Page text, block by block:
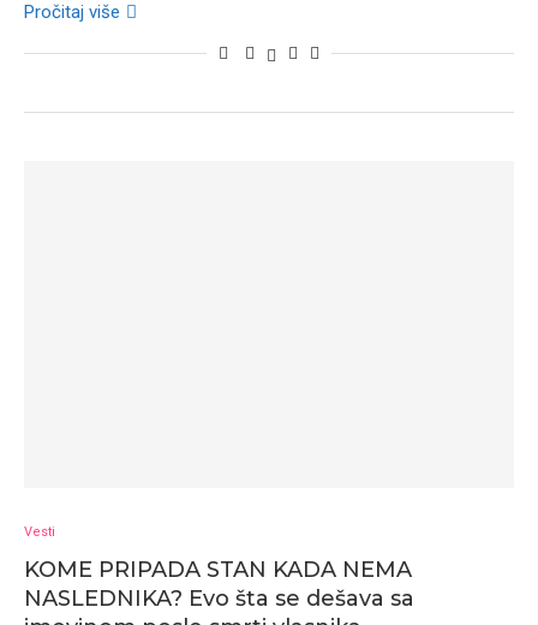
Pročitaj više
Vesti
KOME PRIPADA STAN KADA NEMA
NASLEDNIKA? Evo šta se dešava sa